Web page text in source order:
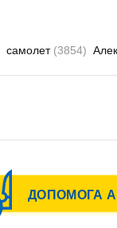
самолет (3854)